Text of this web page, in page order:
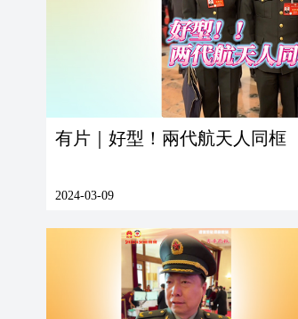
有片｜好型！兩代航天人同框
2024-03-09